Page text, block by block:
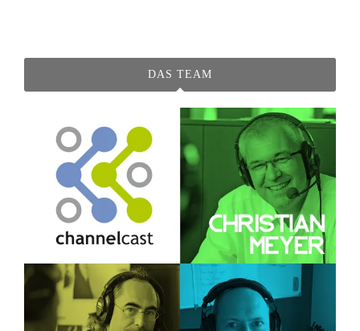
DAS TEAM